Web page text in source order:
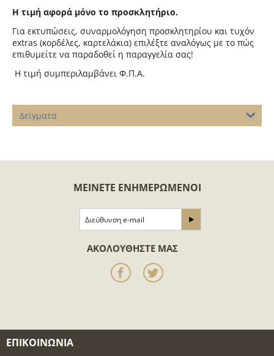
Η τιμή αφορά μόνο το προσκλητήριο.
Για εκτυπώσεις, συναρμολόγηση προσκλητηρίου και τυχόν
extras (κορδέλες, καρτελάκια) επιλέξτε αναλόγως με το πώς
επιθυμείτε να παραδοθεί η παραγγελία σας!
Η τιμή συμπεριλαμβάνει Φ.Π.Α.
Δείγματα
ΜΕΊΝΕΤΕ ΕΝΗΜΕΡΩΜΈΝΟΙ
ΑΚΟΛΟΥΘΉΣΤΕ ΜΑΣ
ΕΠΙΚΟΙΝΩΝΊΑ